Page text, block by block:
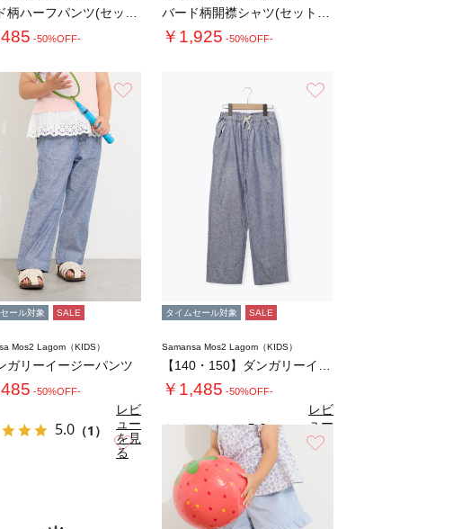
-50%OFF- ￥1,925 -50%OFF-
ール対象 SALE
Mos2 Lagom（KIDS）
ガリーイージーパンツ
-50%OFF-
5.0 （1）
レビ
ュー
を見
る
タイムセール対象 SALE
Samansa Mos2 Lagom（KIDS）
￥1,485 -50%OFF-
5.0（1）
レビ
ュー
を見
る
お気に入り